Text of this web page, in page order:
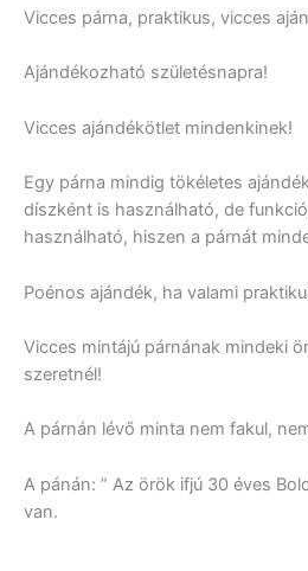
Vicces párna, praktikus, vicces
Ajándékozható születésnapra!
Vicces ajándékötlet mindenkinek!
Egy párna mindig tökéletes
díszként is használható, de
használható, hiszen a párnát
Poénos ajándék, ha valami
Vicces mintájú párnának mindeki
szeretnél!
A párnán lévő minta nem fakul,
A pánán: ” Az örök ifjú 30 éves
van.